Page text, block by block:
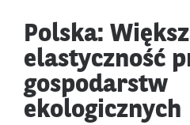
Polska:
elastyczność
gospodarstw
ekologicznych